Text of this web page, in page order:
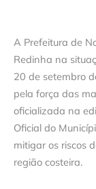
A Prefeitura de
Redinha na
20 de setembro
pela força das
oficializada na
Oficial do
mitigar os riscos
região costeira.